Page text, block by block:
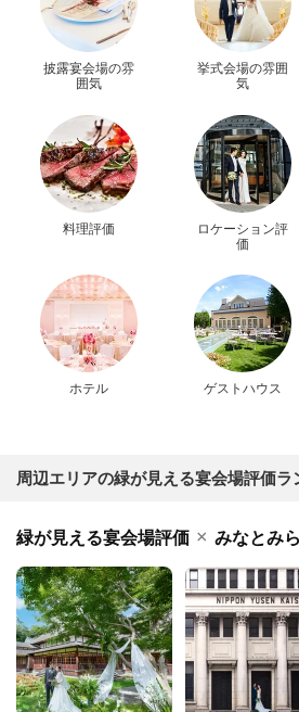
披露宴会場の雰
囲気
挙式会場の雰囲
気
料理評価
ロケーション評
価
ホテル ゲストハウス
周辺エリアの緑が見える宴会場評価ラ
緑が見える宴会場評価 × みなとみ